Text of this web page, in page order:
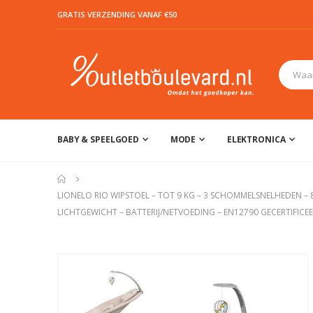
GRATIS VERZENDING VANAF €50
BABY & SPEELGOED MODE ELEKTRONICA
LIONELO RIO WIPSTOEL – TOT 9 KG – 3 SCHOMMELSNELHEDEN
LICHTGEWICHT – BATTERIJ/NETVOEDING – EN12790